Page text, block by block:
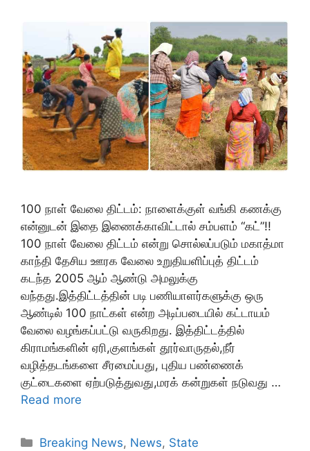
100 நாள் வேலை திட்டம்: நாளைக்குள் வங்கி கணக்கு
என்னுடன் இதை இணைக்காவிட்டால் சம்பளம் “கட்”!!
100 நாள் வேலை திட்டம் என்று சொல்லப்படும் மகாத்மா
காந்தி தேசிய ஊரக வேலை உறுதியளிப்புத் திட்டம்
கடந்த 2005 ஆம் ஆண்டு அமலுக்கு
வந்தது.இத்திட்டத்தின் படி பணியாளர்களுக்கு ஒரு
ஆண்டில் 100 நாட்கள் என்ற அடிப்படையில் கட்டாயம்
வேலை வழங்கப்பட்டு வருகிறது. இத்திட்டத்தில்
கிராமங்களின் ஏரி,குளங்கள் தூர்வாருதல்,நீர்
வழித்தடங்களை சீரமைப்பது, புதிய பண்ணைக்
குட்டைகளை ஏற்படுத்துவது,மரக் கன்றுகள் நடுவது …
Read more
Categories
Breaking News, News, State